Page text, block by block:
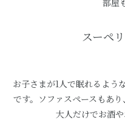
部屋
スーペ
お子さまが1人で眠れるよう
です。ソファスペースもあ
大人だけでお酒や